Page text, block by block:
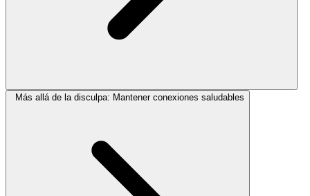
Más allá de la disculpa: Mantener conexiones saludables